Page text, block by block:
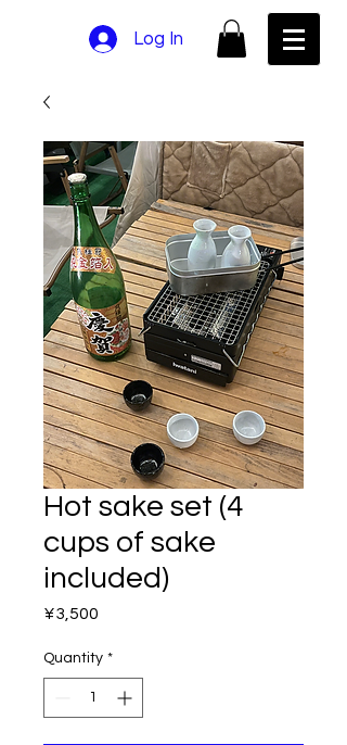
Log In
Hot sake set (4
cups of sake
included)
¥3,500
Quantity *